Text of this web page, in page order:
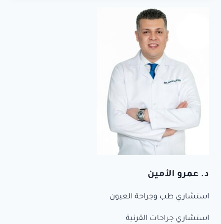
er
es
t
د. عمرو الأمين
استشاري طب وجراحة العيون
استشاري جراحات القرنية